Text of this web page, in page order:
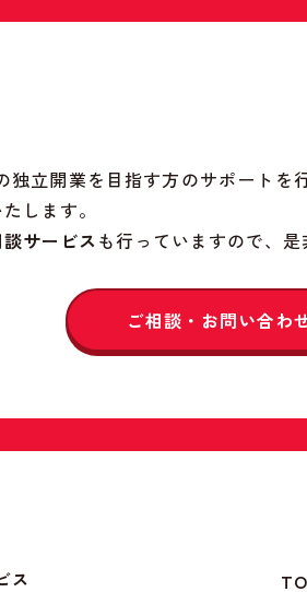
立開業を目指す方のサポートを
します。
サービスも行っていますので、
ご相談・お問い合わ
ス